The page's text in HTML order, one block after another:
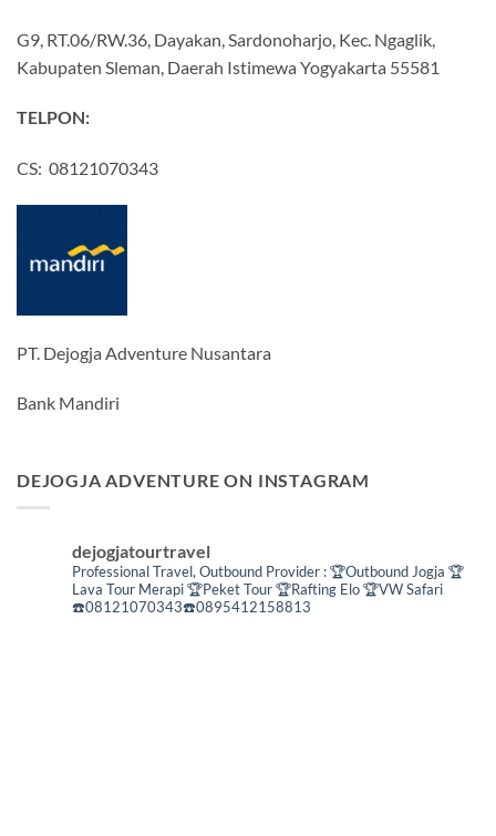
G9, RT.06/RW.36, Dayakan, Sardonoharjo, Kec. Ngaglik,
Kabupaten Sleman, Daerah Istimewa Yogyakarta 55581
TELPON:
CS: 08121070343
PT. Dejogja Adventure Nusantara
Bank Mandiri
DEJOGJA ADVENTURE ON INSTAGRAM
dejogjatourtravel
Professional Travel, Outbound Provider :🏆Outbound Jogja 🏆
Lava Tour Merapi🏆Peket Tour🏆Rafting Elo🏆VW Safari
☎️08121070343☎️0895412158813